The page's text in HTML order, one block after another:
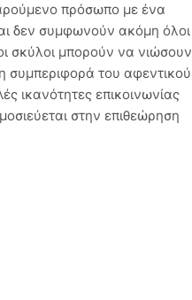
πρόσωπο με ένα
δεν συμφωνούν ακόμη όλοι
σκύλοι μπορούν να νιώσουν
συμπεριφορά του αφεντικού
ικανότητες επικοινωνίας
στην επιθεώρηση